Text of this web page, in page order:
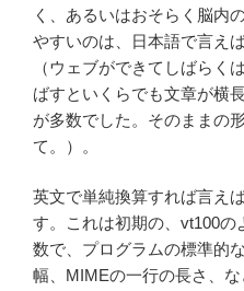
く、あるいはおそらく脳内
やすいのは、日本語で言え
（ウェブができてしばらく
ばすといくらでも文章が横
が多数でした。そのままの
て。）。
英文で単純換算すれば言え
す。これは初期の、vt100
数で、プログラムの標準的
幅、MIMEの一行の長さ、